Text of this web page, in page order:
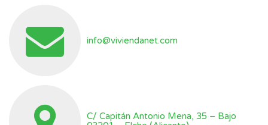
info@viviendanet.com
C/ Capitán Antonio Mena, 35 – Bajo